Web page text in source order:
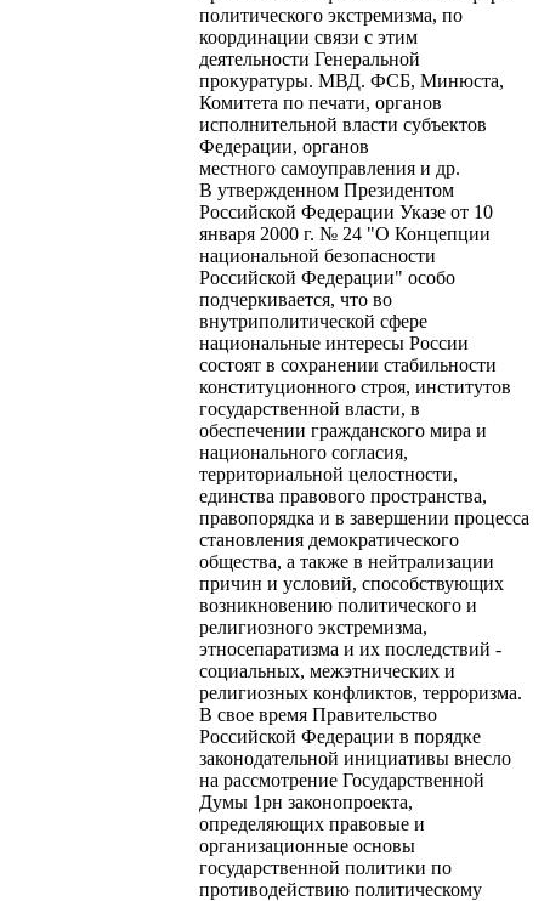
политического экстремизма, по
координации связи с этим
деятельности Генеральной
прокуратуры. МВД. ФСБ, Минюста,
Комитета по печати, органов
исполнительной власти субъектов
Федерации, органов
местного самоуправления и др.
В утвержденном Президентом
Российской Федерации Указе от 10
января 2000 г. № 24 "О Концепции
национальной безопасности
Российской Федерации" особо
подчеркивается, что во
внутриполитической сфере
национальные интересы России
состоят в сохранении стабильности
конституционного строя, институтов
государственной власти, в
обеспечении гражданского мира и
национального согласия,
территориальной целостности,
единства правового пространства,
правопорядка и в завершении процесса
становления демократического
общества, а также в нейтрализации
причин и условий, способствующих
возникновению политического и
религиозного экстремизма,
этносепаратизма и их последствий -
социальных, межэтнических и
религиозных конфликтов, терроризма.
В свое время Правительство
Российской Федерации в порядке
законодательной инициативы внесло
на рассмотрение Государственной
Думы 1рн законопроекта,
определяющих правовые и
организационные основы
государственной политики по
противодействию политическому